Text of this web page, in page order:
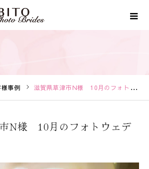
事例 滋賀県草津市N様 10月のフォトウェディング
N様 10月のフォトウェデ